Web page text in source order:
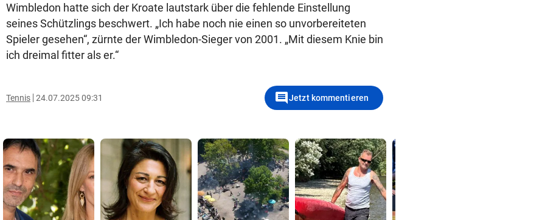
Wimbledon hatte sich der Kroate lautstark über die fehlende Einstellung
seines Schützlings beschwert. „Ich habe noch nie einen so unvorbereiteten
Spieler gesehen“, zürnte der Wimbledon-Sieger von 2001. „Mit diesem Knie bin
ich dreimal fitter als er.“
Tennis 24.07.2025 09:31 commentJetzt kommentieren